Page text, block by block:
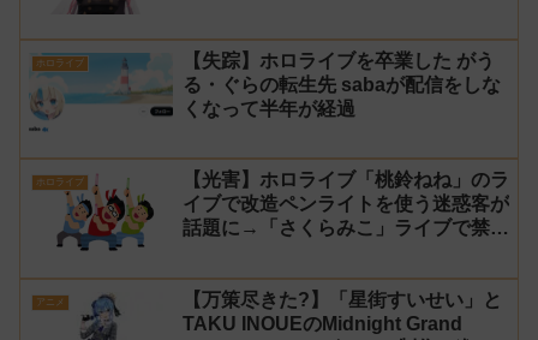
ホロライブ
【失踪】ホロライブを卒業した がう
る・ぐらの転生先 sabaが配信をしな
くなって半年が経過
ホロライブ
【光害】ホロライブ「桃鈴ねね」のラ
イブで改造ペンライトを使う迷惑客が
話題に→「さくらみこ」ライブで禁止
アニメ
【万策尽きた?】「星街すいせい」と
TAKU INOUEのMidnight Grand